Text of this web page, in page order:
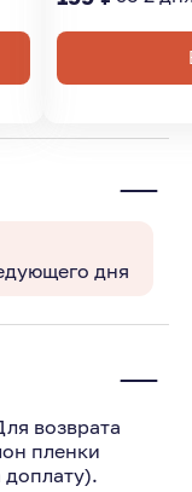
дня
возврата
пленки